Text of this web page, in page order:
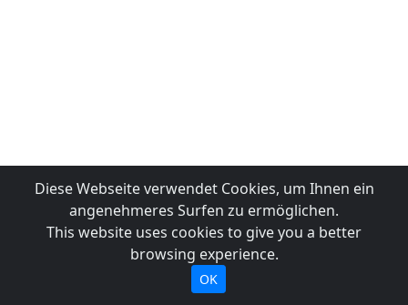
Diese Webseite verwendet Cookies, um Ihnen ein
angenehmeres Surfen zu ermöglichen.
This website uses cookies to give you a better
browsing experience.
OK